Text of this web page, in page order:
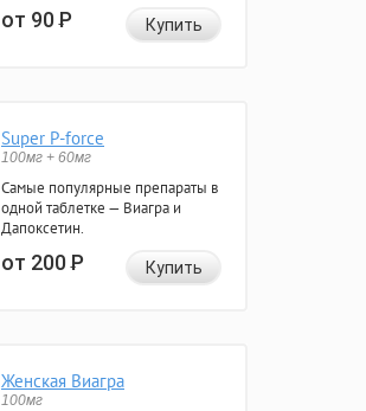
от 90Р Купить
Super P-force
100мг + 60мг
Самые популярные препараты в
одной таблетке — Виагра и
Дапоксетин.
от 200Р Купить
Женская Виагра
100мг